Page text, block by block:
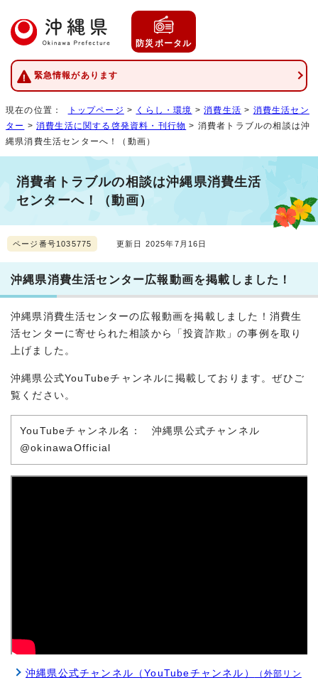
防災ポータル
緊急情報があります
現在の位置： トップページ > くらし・環境 >消費生活 > 消費生活セン
ター >消費生活に関する啓発資料・刊行物 > 消費者トラブルの相談は沖
縄県消費生活センターへ！（動画）
消費者トラブルの相談は沖縄県消費生活
センターへ！（動画）
ページ番号1035775 更新日 2025年7月16日
沖縄県消費生活センター広報動画を掲載しました！
沖縄県消費生活センターの広報動画を掲載しました！消費生
活センターに寄せられた相談から「投資詐欺」の事例を取り
上げました。
沖縄県公式YouTubeチャンネルに掲載しております。ぜひご
覧ください。
YouTubeチャンネル名： 沖縄県公式チャンネル
@okinawaOfficial
沖縄県公式チャンネル（YouTubeチャンネル）
（外部リン